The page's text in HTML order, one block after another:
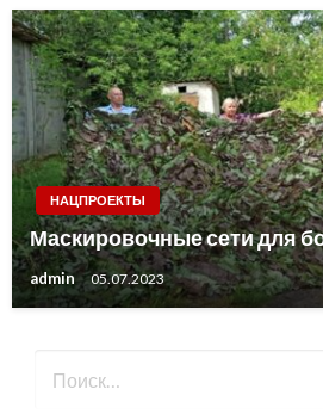
НАЦПРОЕКТЫ
Маскировочные сети для
admin 05.07.2023